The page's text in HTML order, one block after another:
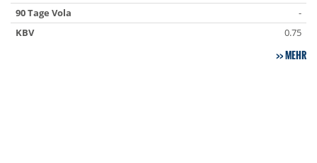
90 Tage Vola
-
KBV
0.75
MEHR